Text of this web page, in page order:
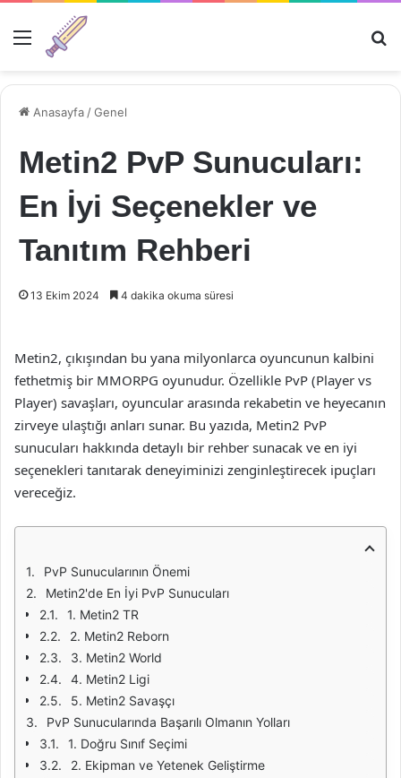
Menü
Anasayfa /Genel
Metin2 PvP Sunucuları:
En İyi Seçenekler ve
Tanıtım Rehberi
13 Ekim 2024 4 dakika okuma süresi
Metin2, çıkışından bu yana milyonlarca oyuncunun kalbini
fethetmiş bir MMORPG oyunudur. Özellikle PvP (Player vs
Player) savaşları, oyuncular arasında rekabetin ve heyecanın
zirveye ulaştığı anları sunar. Bu yazıda, Metin2 PvP
sunucuları hakkında detaylı bir rehber sunacak ve en iyi
seçenekleri tanıtarak deneyiminizi zenginleştirecek ipuçları
vereceğiz.
PvP Sunucularının Önemi
Metin2'de En İyi PvP Sunucuları
1. Metin2 TR
2. Metin2 Reborn
3. Metin2 World
4. Metin2 Ligi
5. Metin2 Savaşçı
PvP Sunucularında Başarılı Olmanın Yolları
1. Doğru Sınıf Seçimi
2. Ekipman ve Yetenek Geliştirme